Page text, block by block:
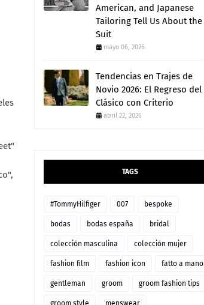
American, and Japanese
Tailoring Tell Us About the
Suit
mayo 06, 2026
Tendencias en Trajes de
Novio 2026: El Regreso del
Clásico con Criterio
abril 22, 2026
TAGS
#TommyHilfiger 007 bespoke
bodas bodas españa bridal
colección masculina colección mujer
fashion film fashion icon fatto a mano
gentleman groom groom fashion tips
groom style menswear